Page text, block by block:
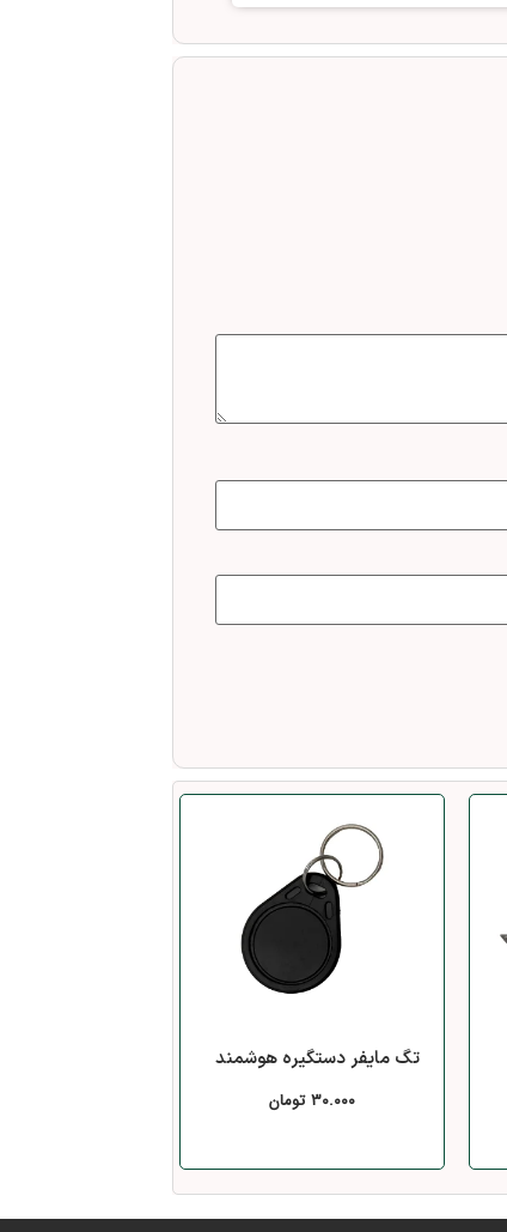
تگ مایفر دستگیره هوشمند
۳۰.۰۰۰ تومان